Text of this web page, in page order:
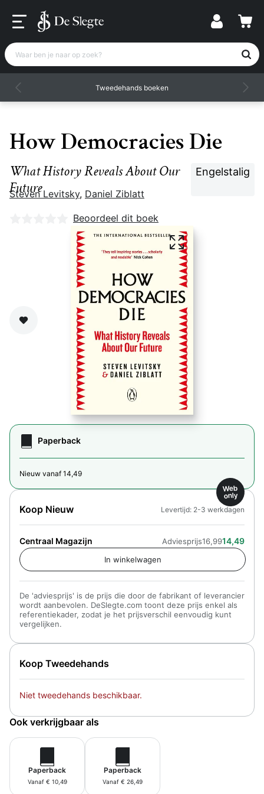
Waar ben je naar op zoek?
Tweedehands boeken
How Democracies Die
What History Reveals About Our
Future
Engelstalig
Steven Levitsky, Daniel Ziblatt
Nog geen beoordelingen
Beoordeel dit boek
Zet op verlanglijst
Paperback
Nieuw vanaf 14,49
Koop Tweedehands
Niet tweedehands beschikbaar.
Koop Nieuw
Web
only
Centraal Magazijn Adviesprijs16,9914,49
De 'adviesprijs' is de prijs die door de fabrikant of leverancier
wordt aanbevolen. DeSlegte.com toont deze prijs enkel als
referentiekader, zodat je het prijsverschil eenvoudig kunt
vergelijken.
Levertijd: 2-3 werkdagen
Ook verkrijgbaar als
Paperback
Vanaf € 10,49
Paperback
Vanaf € 26,49